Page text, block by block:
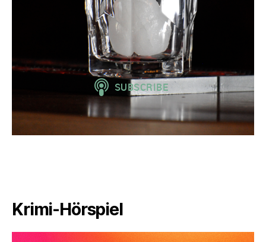
Krimi-Hörspiel